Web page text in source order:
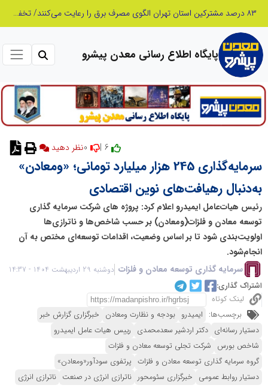
وقتی وعده‌ها در غبارِ صنایع گم می‌شوند / آیا بافق تافته جدابافته است؟
پایگاه اطلاع رسانی معدن پیشرو
سرمایه‌گذاری 245 هزار میلیارد تومانی؛ «ومعادن»
به‌دنبال رهیافت‌های نوین اقتصادی
رئیس هیات‌عامل ایمیدرو اعلام کرد: پروژه های شرکت سرمایه گذاری
توسعه معادن و فلزات(ومعادن) بر حسب شاخص‌ها و ناترازی‌ها
اولویت‌بندی شود تا بر اساس وضعیت، اقدامات توسعه‌ای مختص به آن
انجام‌شود.
سرمایه گذاری توسعه معادن و فلزات دوشنبه 29 اردیبهشت 1404 - 14:37
اشتراک گذاری:
لینک کوتاه
برچسب‌ها: ایمیدرو بودجه و نظارت ومعادن خبرگزاری گزارش خبر
دستیار رسانه‌ای دکتر اردشیر سعدمحمدی رییس هیات عامل ایمیدرو
شاخص بورس شرکت تجلی توسعه معادن و فلزات
گروه سرمایه گذاری توسعه معادن و فلزات پرتفوی سودآور«ومعادن»
دستیار روابط عمومی خبرگزاری سئومحور ناترازی انرژی در صنعت ناترازی انرژی